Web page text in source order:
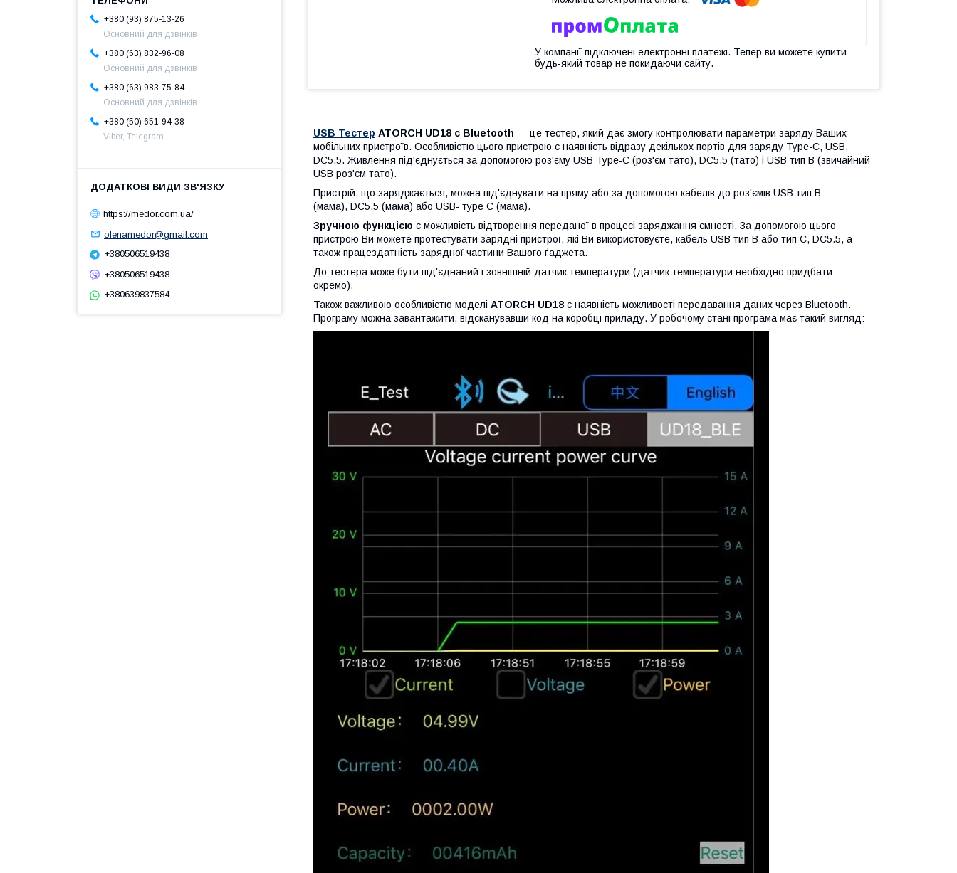
У компанії підключені електронні платежі. Тепер ви можете купити
будь-який товар не покидаючи сайту.
USB Тестер ATORCH UD18 c Bluetooth — це тестер, який дає змогу контролювати параметри заряду Ваших
мобільних пристроїв. Особливістю цього пристрою є наявність відразу декількох портів для заряду Type-C, USB,
DC5.5. Живлення під'єднується за допомогою роз'єму USB Type-C (роз'єм тато), DC5.5 (тато) і USB тип В (звичайний
USB роз'єм тато).
Пристрій, що заряджається, можна під'єднувати на пряму або за допомогою кабелів до роз'ємів USB тип В
(мама), DC5.5 (мама) або USB- туре С (мама).
Зручною функцією є можливість відтворення переданої в процесі заряджання ємності. За допомогою цього
пристрою Ви можете протестувати зарядні пристрої, які Ви використовуєте, кабель USB тип В або тип С, DC5.5, а
також працездатність зарядної частини Вашого ґаджета.
До тестера може бути під'єднаний і зовнішній датчик температури (датчик температури необхідно придбати
окремо).
Також важливою особливістю моделі ATORCH UD18 є наявність можливості передавання даних через Bluetooth.
Програму можна завантажити, відсканувавши код на коробці приладу. У робочому стані програма має такий вигляд:
+380 (93) 875-13-26
Основний для дзвінків
+380 (63) 832-96-08
Основний для дзвінків
+380 (63) 983-75-84
Основний для дзвінків
+380 (50) 651-94-38
Viber, Telegram
https://medor.com.ua/
olenamedor@gmail.com
+380506519438
+380506519438
+380639837584